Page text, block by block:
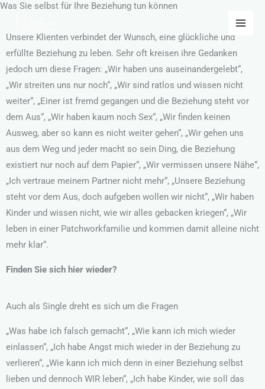
Zum
springen
Was Sie selbst für Ihre Beziehung tun können
Unsere Klienten verbindet der Wunsch, eine glückliche und
erfüllte Beziehung zu leben. Sehr oft kreisen ihre Gedanken
jedoch um diese Fragen: „Wir haben uns auseinandergelebt“,
„Wir streiten uns nur noch“, „Wir sind ratlos und wissen nicht
weiter“, „Einer ist fremd gegangen und die Beziehung steht vor
dem Aus“, „Wir haben kaum noch Sex“, „Wir finden keinen
Ausweg, aber so kann es nicht weiter gehen“, „Wir gehen uns
aus dem Weg und jeder macht so sein Ding, die Beziehung
existiert nur noch auf dem Papier“, „Wir vermissen unsere Nähe“,
„Ich vertraue meinem Partner nicht mehr“, „Unsere Beziehung
steht vor dem Aus, doch aufgeben wollen wir nicht“, „Wir haben
Kinder und wissen nicht, wie wir alles gebacken kriegen“, „Wir
leben in einer Patchworkfamilie und kommen damit alleine nicht
mehr klar“.
Finden Sie sich hier wieder?
Auch als Single dreht es sich um die Fragen
„Was habe ich falsch gemacht“, „Wie kann ich mich wieder
einlassen“, „Ich habe Angst mich wieder in der Beziehung zu
verlieren“, „Wie kann ich mich denn in einer Beziehung selbst
lieben und dennoch WIR leben“, „Ich habe Kinder, wie soll das